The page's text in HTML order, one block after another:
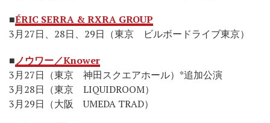
■ÉRIC SERRA & RXRA GROUP
3月27日、28日、29日（東京 ビルボードライブ東京）
■ノウワー／Knower
3月27日（東京 神田スクエアホール）*追加公演
3月28日（東京 LIQUIDROOM）
3月29日（大阪 UMEDA TRAD）